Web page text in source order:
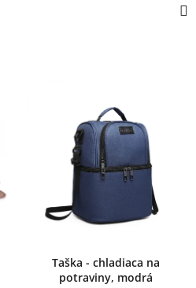
Taška - chladiaca na
potraviny, modrá